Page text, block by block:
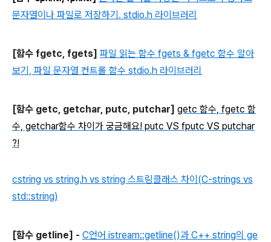
문자열이나 파일로 저장하기. stdio.h 라이브러리
[함수 fgetc, fgets] 파일 읽는 함수 fgets & fgetc 함수 알아
보기, 파일 문자열 컨트롤 함수 stdio.h 라이브러리
[함수 getc, getchar, putc, putchar] getc 함수, fgetc 함
수, getchar함수 차이가 궁금해요! putc VS fputc VS putchar
?!
cstring vs string.h vs string 스트링클래스 차이(C-strings vs
std::string)
[함수 getline] - C언어 istream::getline()과 C++ string의 ge